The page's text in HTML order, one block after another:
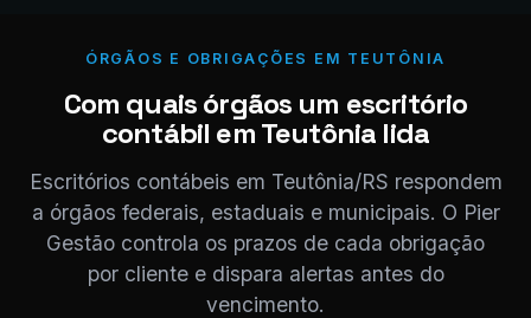
ÓRGÃOS E OBRIGAÇÕES EM TEUTÔNIA
Com quais órgãos um escritório
contábil em Teutônia lida
Escritórios contábeis em Teutônia/RS respondem
a órgãos federais, estaduais e municipais. O Pier
Gestão controla os prazos de cada obrigação
por cliente e dispara alertas antes do
vencimento.